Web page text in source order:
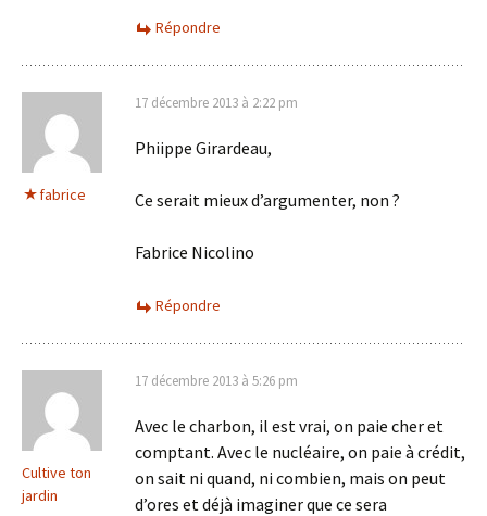
Répondre
fabrice
17 décembre 2013 à 2:22 pm
Phiippe Girardeau,
Ce serait mieux d’argumenter, non ?
Fabrice Nicolino
Répondre
Cultive ton
jardin
17 décembre 2013 à 5:26 pm
Avec le charbon, il est vrai, on paie cher et
comptant. Avec le nucléaire, on paie à crédit,
on sait ni quand, ni combien, mais on peut
d’ores et déjà imaginer que ce sera